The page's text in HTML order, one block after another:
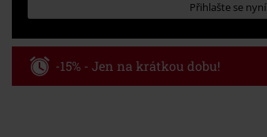
Přihlašte se nyní
-15% - Jen na krátkou dobu!